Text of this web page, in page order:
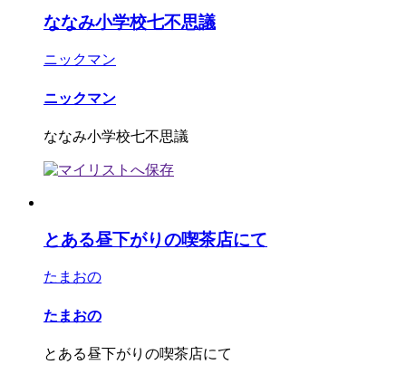
ななみ小学校七不思議
ニックマン
ニックマン
ななみ小学校七不思議
とある昼下がりの喫茶店にて
たまおの
たまおの
とある昼下がりの喫茶店にて